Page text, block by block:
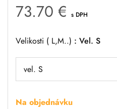
73.70 € s DPH
Velikosti ( L,M..) Vel. S
Na objednávku